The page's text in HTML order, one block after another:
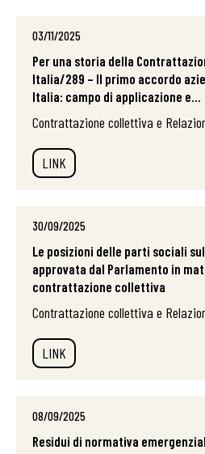
03/11/2025
Per una storia della
Italia/289 – Il primo accordo
Italia: campo di applicazione e...
Contrattazione collettiva e
LINK
30/09/2025
Le posizioni delle parti sociali
approvata dal Parlamento in
contrattazione collettiva
Contrattazione collettiva e
LINK
08/09/2025
Residui di normativa